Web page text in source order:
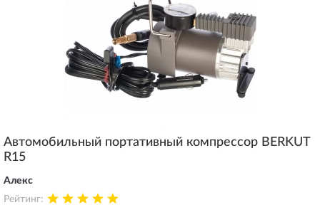
Автомобильный портативный компрессор BERKUT
R15
Алекс
Рейтинг: